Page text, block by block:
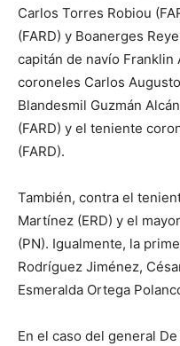
Carlos Torres Robiou
(FARD) y Boanerges
capitán de navío Franklin
coroneles Carlos
Blandesmil Guzmán
(FARD) y el teniente
(FARD).
También, contra el
Martínez (ERD) y el
(PN). Igualmente, la
Rodríguez Jiménez,
Esmeralda Ortega
En el caso del general